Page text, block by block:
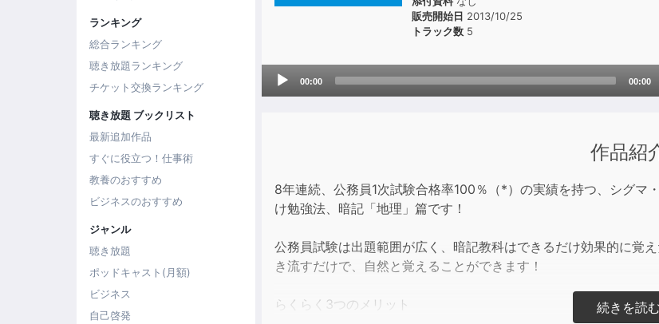
ランキング
総合ランキング
聴き放題ランキング
チケット交換ランキング
聴き放題 ブックリスト
最新追加作品
すぐに役立つ！仕事術
教養のおすすめ
ビジネスのおすすめ
ジャンル
聴き放題
ポッドキャスト(月額)
ビジネス
自己啓発
販売開始日 2013/10/25
トラック数 5
Audio
00:00 00:00
作品紹
8年連続、公務員1次試験合格率100％（*）の実績を持つ、シグマ
け勉強法、暗記「地理」篇です！
公務員試験は出題範囲が広く、暗記教科はできるだけ効果的に覚
き流すだけで、自然と覚えることができます！
らくらく3つのメリット